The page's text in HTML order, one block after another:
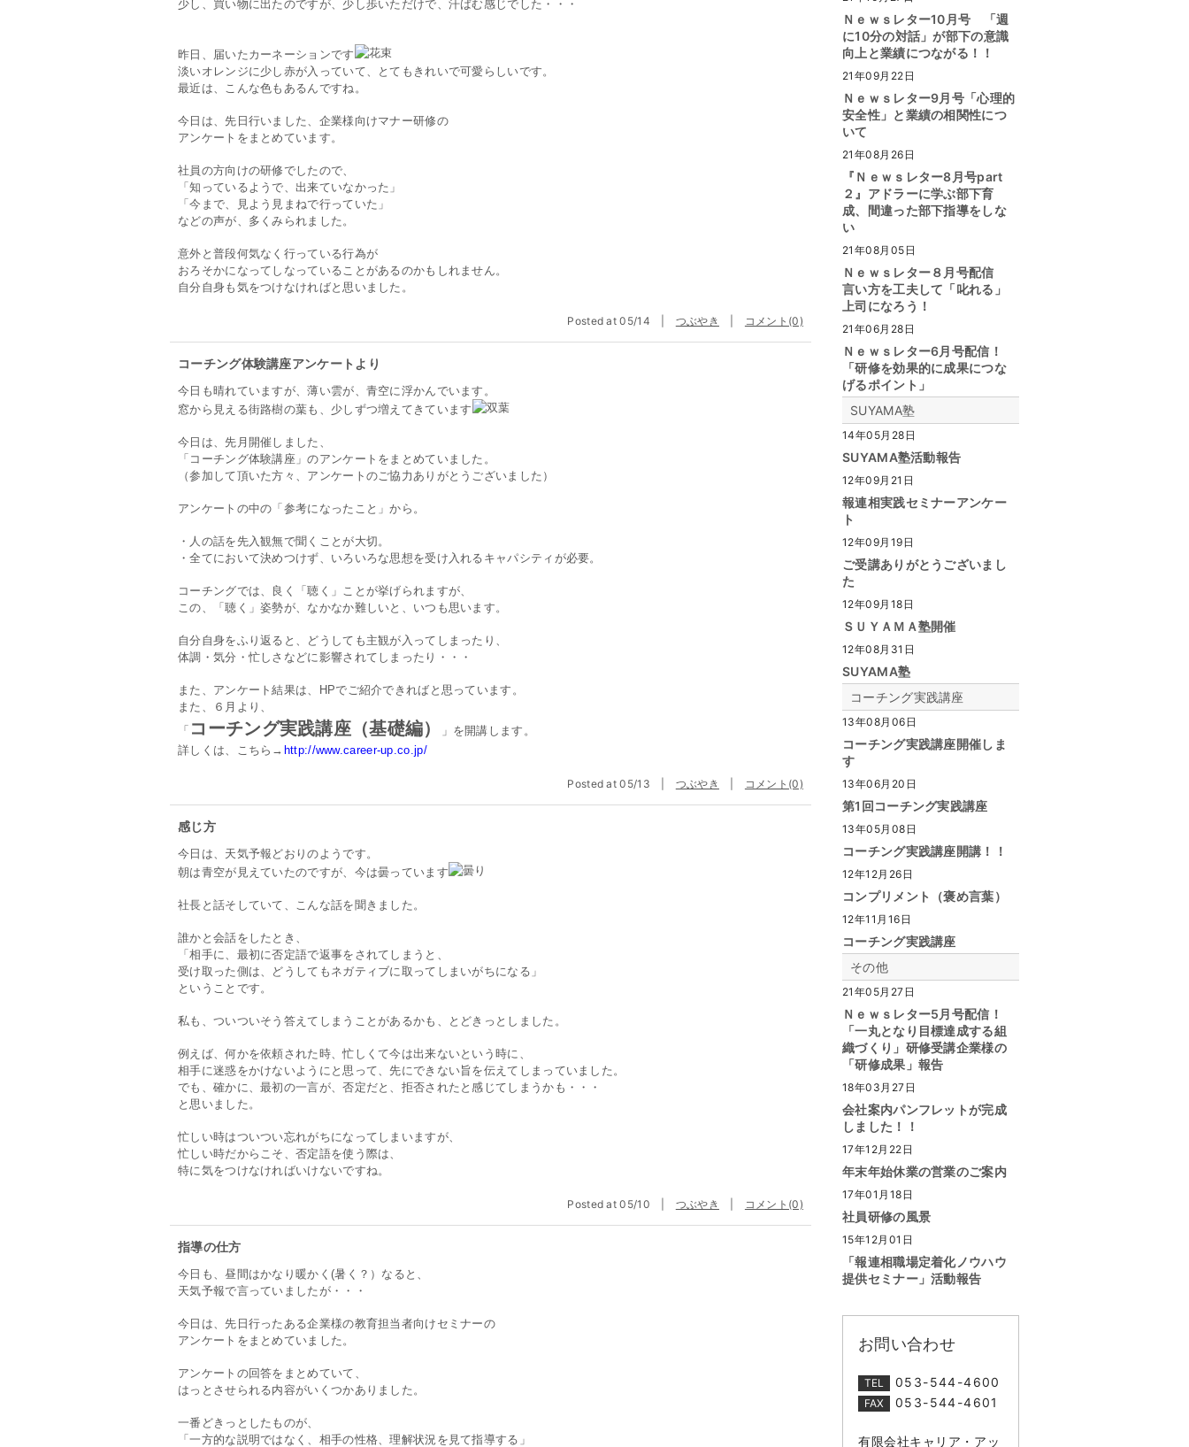
少し、買い物に出たのですが、少し歩いただけで、汗ばむ感じでした・・・
昨日、届いたカーネーションです
淡いオレンジに少し赤が入っていて、とてもきれいで可愛らしいです。
最近は、こんな色もあるんですね。
今日は、先日行いました、企業様向けマナー研修の
アンケートをまとめています。
社員の方向けの研修でしたので、
「知っているようで、出来ていなかった」
「今まで、見よう見まねで行っていた」
などの声が、多くみられました。
意外と普段何気なく行っている行為が
おろそかになってしなっていることがあるのかもしれません。
自分自身も気をつけなければと思いました。
Posted at 05/14 | つぶやき コメント(0)
コーチング体験講座アンケートより
今日も晴れていますが、薄い雲が、青空に浮かんでいます。
窓から見える街路樹の葉も、少しずつ増えてきています
今日は、先月開催しました、
「コーチング体験講座」のアンケートをまとめていました。
（参加して頂いた方々、アンケートのご協力ありがとうございました）
アンケートの中の「参考になったこと」から。
・人の話を先入観無で聞くことが大切。
・全てにおいて決めつけず、いろいろな思想を受け入れるキャパシティが必要。
コーチングでは、良く「聴く」ことが挙げられますが、
この、「聴く」姿勢が、なかなか難しいと、いつも思います。
自分自身をふり返ると、どうしても主観が入ってしまったり、
体調・気分・忙しさなどに影響されてしまったり・・・
また、アンケート結果は、HPでご紹介できればと思っています。
また、６月より、
「 コーチング実践講座（基礎編）
」を開講します。
詳しくは、こちら→ http://www.career-up.co.jp/
Posted at 05/13 | つぶやき コメント(0)
感じ方
今日は、天気予報どおりのようです。
朝は青空が見えていたのですが、今は曇っています
社長と話そしていて、こんな話を聞きました。
誰かと会話をしたとき、
「相手に、最初に否定語で返事をされてしまうと、
受け取った側は、どうしてもネガティブに取ってしまいがちになる」
ということです。
私も、ついついそう答えてしまうことがあるかも、とどきっとしました。
例えば、何かを依頼された時、忙しくて今は出来ないという時に、
相手に迷惑をかけないようにと思って、先にできない旨を伝えてしまっていました。
でも、確かに、最初の一言が、否定だと、拒否されたと感じてしまうかも・・・
と思いました。
忙しい時はついつい忘れがちになってしまいますが、
忙しい時だからこそ、否定語を使う際は、
特に気をつけなければいけないですね。
Posted at 05/10 | つぶやき コメント(0)
指導の仕方
今日も、昼間はかなり暖かく(暑く？）なると、
天気予報で言っていましたが・・・
今日は、先日行ったある企業様の教育担当者向けセミナーの
アンケートをまとめていました。
アンケートの回答をまとめていて、
はっとさせられる内容がいくつかありました。
一番どきっとしたものが、
「一方的な説明ではなく、相手の性格、理解状況を見て指導する」
Ｎｅｗｓレター10月号 「週
に10分の対話」が部下の意識
向上と業績につながる！！
21年09月22日
Ｎｅｗｓレター9月号「心理的
安全性」と業績の相関性につ
いて
21年08月26日
『Ｎｅｗｓレター8月号part
２』アドラーに学ぶ部下育
成、間違った部下指導をしな
い
21年08月05日
Ｎｅｗｓレター８月号配信
言い方を工夫して「叱れる」
上司になろう！
21年06月28日
Ｎｅｗｓレター6月号配信！
「研修を効果的に成果につな
げるポイント」
SUYAMA塾
14年05月28日
SUYAMA塾活動報告
12年09月21日
報連相実践セミナーアンケー
ト
12年09月19日
ご受講ありがとうございまし
た
12年09月18日
ＳＵＹＡＭＡ塾開催
12年08月31日
SUYAMA塾
コーチング実践講座
13年08月06日
コーチング実践講座開催しま
す
13年06月20日
第1回コーチング実践講座
13年05月08日
コーチング実践講座開講！！
12年12月26日
コンプリメント（褒め言葉）
12年11月16日
コーチング実践講座
その他
21年05月27日
Ｎｅｗｓレター5月号配信！
「一丸となり目標達成する組
織づくり」研修受講企業様の
「研修成果」報告
18年03月27日
会社案内パンフレットが完成
しました！！
17年12月22日
年末年始休業の営業のご案内
17年01月18日
社員研修の風景
15年12月01日
「報連相職場定着化ノウハウ
提供セミナー」活動報告
お問い合わせ
TEL 053-544-4600
FAX 053-544-4601
有限会社キャリア・アッ